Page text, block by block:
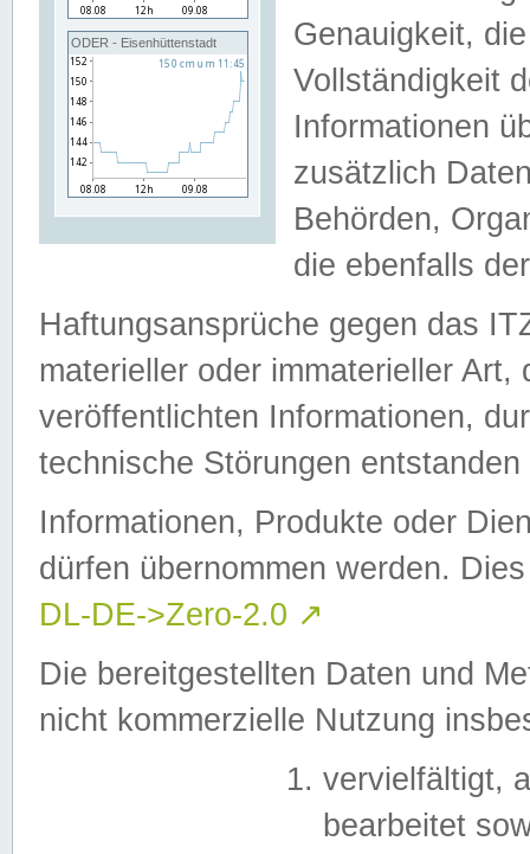
ODER - Eisenhüttenstadt
Genauigkeit,
Vollständigkeit
Informationen
zusätzlich
Behörden,
die ebenfalls
Haftungsansprüche gegen das
materieller oder immaterieller
veröffentlichten Informationen,
technische Störungen
Informationen, Produkte oder
dürfen übernommen werden.
DL-DE->Zero-2.0 ↗
Die bereitgestellten Daten und
nicht kommerzielle Nutzung
vervielfältigt,
bearbeitet